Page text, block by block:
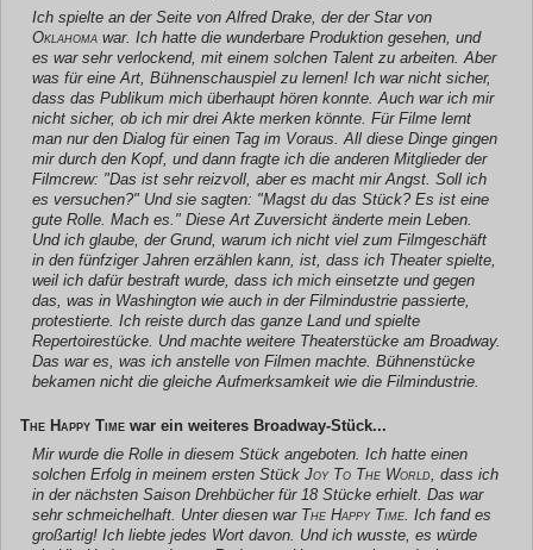
Ich spielte an der Seite von Alfred Drake, der der Star von
Oklahoma war. Ich hatte die wunderbare Produktion gesehen, und
es war sehr verlockend, mit einem solchen Talent zu arbeiten. Aber
was für eine Art, Bühnenschauspiel zu lernen! Ich war nicht sicher,
dass das Publikum mich überhaupt hören konnte. Auch war ich mir
nicht sicher, ob ich mir drei Akte merken könnte. Für Filme lernt
man nur den Dialog für einen Tag im Voraus. All diese Dinge gingen
mir durch den Kopf, und dann fragte ich die anderen Mitglieder der
Filmcrew: "Das ist sehr reizvoll, aber es macht mir Angst. Soll ich
es versuchen?" Und sie sagten: "Magst du das Stück? Es ist eine
gute Rolle. Mach es." Diese Art Zuversicht änderte mein Leben.
Und ich glaube, der Grund, warum ich nicht viel zum Filmgeschäft
in den fünfziger Jahren erzählen kann, ist, dass ich Theater spielte,
weil ich dafür bestraft wurde, dass ich mich einsetzte und gegen
das, was in Washington wie auch in der Filmindustrie passierte,
protestierte. Ich reiste durch das ganze Land und spielte
Repertoirestücke. Und machte weitere Theaterstücke am Broadway.
Das war es, was ich anstelle von Filmen machte. Bühnenstücke
bekamen nicht die gleiche Aufmerksamkeit wie die Filmindustrie.
The Happy Time war ein weiteres Broadway-Stück...
Mir wurde die Rolle in diesem Stück angeboten. Ich hatte einen
solchen Erfolg in meinem ersten Stück Joy To The World , dass ich
in der nächsten Saison Drehbücher für 18 Stücke erhielt. Das war
sehr schmeichelhaft. Unter diesen war The Happy Time . Ich fand es
großartig! Ich liebte jedes Wort davon. Und ich wusste, es würde